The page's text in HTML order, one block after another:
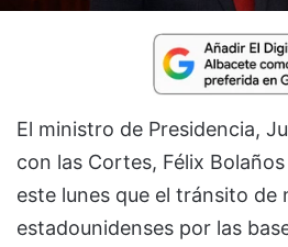
El ministro de Presidencia,
con las Cortes, Félix
este lunes que el tránsito de
estadounidenses por las